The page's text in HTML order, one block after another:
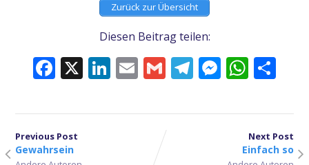
Zurück zur Übersicht
Diesen Beitrag teilen:
Facebook
X LinkedIn
EmailGmailTelegram
Previous Post
Gewahrsein
Next Post
Einfach so